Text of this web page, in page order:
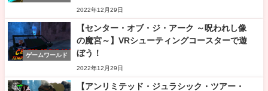
2022年12月29日
ゲームワールド
【センター・オブ・ジ・アーク ～呪われし像
の魔宮～】VRシューティングコースターで遊
ぼう！
2022年12月29日
【アンリミテッド・ジュラシック・ツアー・